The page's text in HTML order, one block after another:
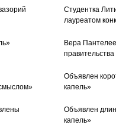
Студентка
лауреатом
Вера
Объявлен
капель»
Объявлен
капель»